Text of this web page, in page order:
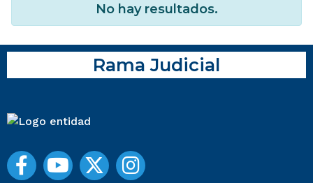
No hay resultados.
Rama Judicial